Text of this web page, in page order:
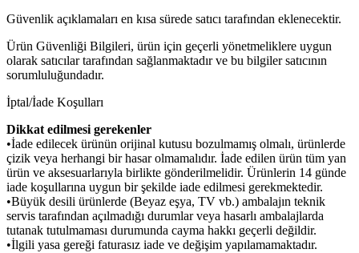
Güvenlik açıklamaları en kısa sürede satıcı tarafından eklenecektir.
Ürün Güvenliği Bilgileri, ürün için geçerli yönetmeliklere uygun
olarak satıcılar tarafından sağlanmaktadır ve bu bilgiler satıcının
sorumluluğundadır.
İptal/İade Koşulları
Dikkat edilmesi gerekenler
•İade edilecek ürünün orijinal kutusu bozulmamış olmalı, ürünlerde
çizik veya herhangi bir hasar olmamalıdır. İade edilen ürün tüm yan
ürün ve aksesuarlarıyla birlikte gönderilmelidir. Ürünlerin 14 günde
iade koşullarına uygun bir şekilde iade edilmesi gerekmektedir.
•Büyük desili ürünlerde (Beyaz eşya, TV vb.) ambalajın teknik
servis tarafından açılmadığı durumlar veya hasarlı ambalajlarda
tutanak tutulmaması durumunda cayma hakkı geçerli değildir.
•İlgili yasa gereği faturasız iade ve değişim yapılamamaktadır.